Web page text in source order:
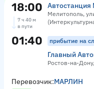
18:00
Мелитополь,
7 ч 40 м
в пути
01:40 прибытие на
Главный
Ростов-на-
Перевозчик:МАРЛИН